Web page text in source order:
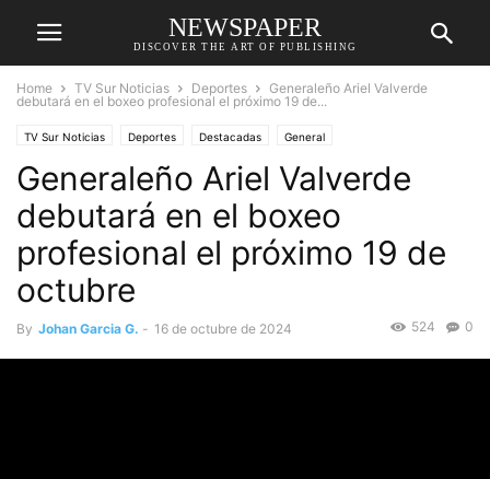
NEWSPAPER
DISCOVER THE ART OF PUBLISHING
Home TV Sur Noticias Deportes
Generaleño Ariel Valverde
debutará en el boxeo profesional el próximo 19 de...
TV Sur Noticias Deportes Destacadas General
Generaleño Ariel Valverde
debutará en el boxeo
profesional el próximo 19 de
octubre
By Johan Garcia G. - 16 de octubre de 2024 0
524